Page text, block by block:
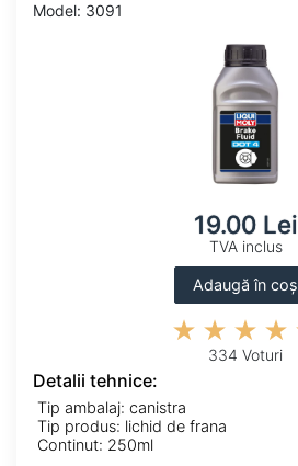
Model: 3091
19.00 Lei
TVA inclus
Adaugă în coș
334 Voturi
Detalii tehnice:
Tip ambalaj: canistra
Tip produs: lichid de frana
Continut: 250ml